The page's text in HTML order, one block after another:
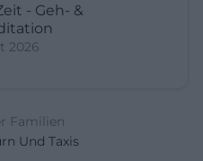
- Geh- &
2026
Familien
Und Taxis